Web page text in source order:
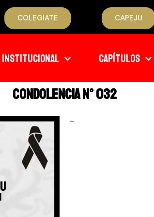
COLEGIATE CAPEJU
INSTITUCIONAL CAPÍTULOS
CONDOLENCIA N° 032
–